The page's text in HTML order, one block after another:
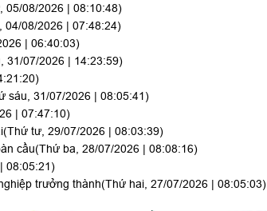
05/08/2026 | 08:10:48)
04/08/2026 | 07:48:24)
| 06:40:03)
31/07/2026 | 14:23:59)
sáu, 31/07/2026 | 08:05:41)
| 07:47:10)
(Thứ tư, 29/07/2026 | 08:03:39)
cầu(Thứ ba, 28/07/2026 | 08:08:16)
08:05:21)
trưởng thành(Thứ hai, 27/07/2026 | 08:05:03)